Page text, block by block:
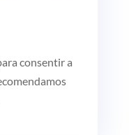
consentir a